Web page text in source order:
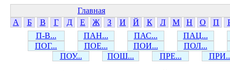
Главная
А
Б В Г Д Е Ж З И Й К Л М Н О П
П-В...
ПАН... ПАС...
ПАЦ...
ПОГ...
ПОЕ... ПОИ...
ПОЛ...
ПОУ...
ПОШ... ПРЕ...